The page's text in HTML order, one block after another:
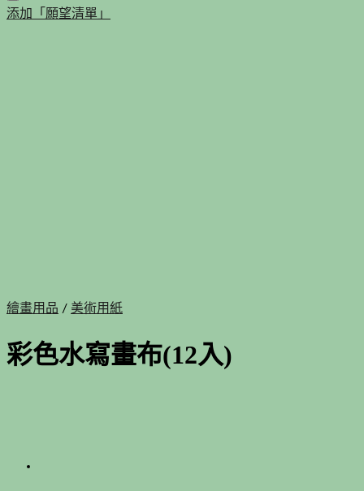
添加「願望清單」
繪畫用品 / 美術用紙
彩色水寫畫布(12入)